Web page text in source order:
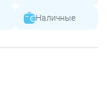
Наличные